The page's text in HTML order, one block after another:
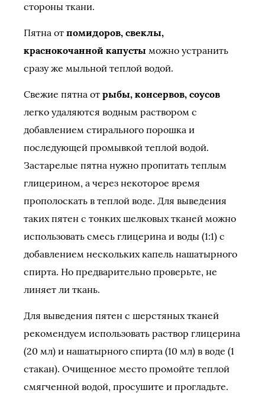
стороны ткани.
Пятна от помидоров, свеклы,
краснокочанной капусты можно устранить
сразу же мыльной теплой водой.
Свежие пятна от рыбы, консервов, соусов
легко удаляются водным раствором с
добавлением стирального порошка и
последующей промывкой теплой водой.
Застарелые пятна нужно пропитать теплым
глицерином, а через неко­торое время
прополоскать в теплой воде. Для выведения
таких пятен с тонких шелковых тканей можно
использовать смесь глицерина и воды (1:1) с
добавлением нескольких капель нашатырного
спирта. Но предварительно проверьте, не
линяет ли ткань.
Для выведения пятен с шерстяных тканей
рекомендуем использовать раствор глицерина
(20 мл) и нашатырного спирта (10 мл) в воде (1
стакан). Очи­щенное место промойте теплой
смягченной водой, просушите и прогладьте.